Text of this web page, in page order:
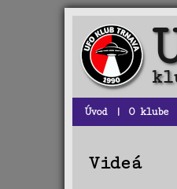
Úvod | O klube
Videá